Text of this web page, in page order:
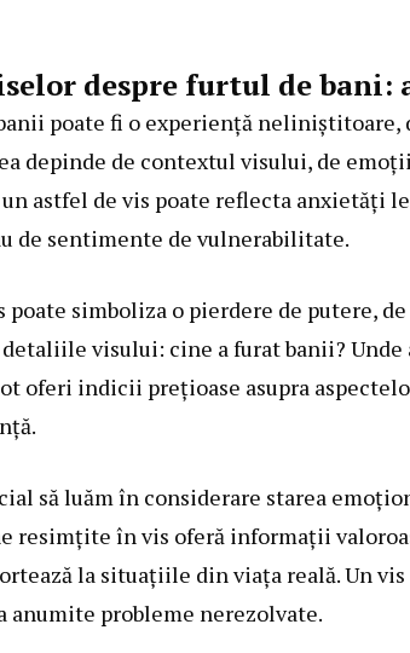
despre furtul de bani:
poate fi o experiență neliniștitoare,
depinde de contextul visului, de
astfel de vis poate reflecta anxietăți
de sentimente de vulnerabilitate.
simboliza o pierdere de putere,
visului: cine a furat banii? Unde
oferi indicii prețioase asupra
să luăm în considerare starea
resimțite în vis oferă informații
la situațiile din viața reală. Un
anumite probleme nerezolvate.